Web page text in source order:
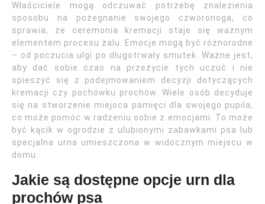
Właściciele mogą odczuwać potrzebę znalezienia
sposobu na pożegnanie swojego czworonoga, co
sprawia, że ceremonia kremacji staje się ważnym
elementem procesu żalu. Emocje mogą być różnorodne
– od poczucia ulgi po długotrwały smutek. Ważne jest,
aby dać sobie czas na przeżycie tych uczuć i nie
spieszyć się z podejmowaniem decyzji dotyczących
kremacji czy pochówku prochów. Wiele osób decyduje
się na stworzenie miejsca pamięci dla swojego pupila,
co może pomóc w radzeniu sobie z emocjami. To może
być kącik w ogrodzie z ulubionymi zabawkami psa lub
specjalna urna umieszczona w widocznym miejscu w
domu.
Jakie są dostępne opcje urn dla
prochów psa